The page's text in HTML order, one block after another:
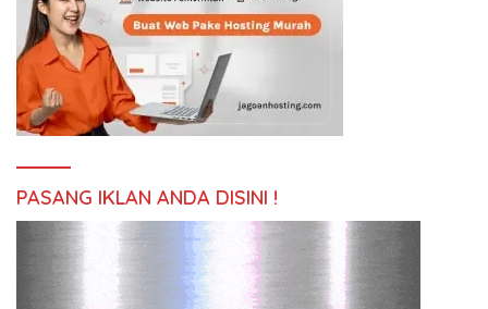
PASANG IKLAN ANDA DISINI !